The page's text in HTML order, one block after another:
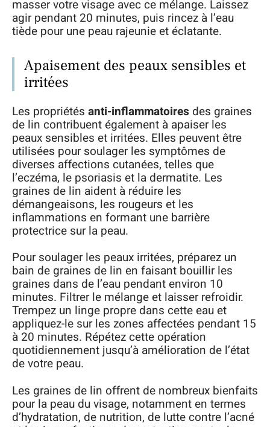
masser votre visage avec ce mélange. Laissez
agir pendant 20 minutes, puis rincez à l’eau
tiède pour une peau rajeunie et éclatante.
Apaisement des peaux sensibles et
irritées
Les propriétés anti-inflammatoires des graines
de lin contribuent également à apaiser les
peaux sensibles et irritées. Elles peuvent être
utilisées pour soulager les symptômes de
diverses affections cutanées, telles que
l’eczéma, le psoriasis et la dermatite. Les
graines de lin aident à réduire les
démangeaisons, les rougeurs et les
inflammations en formant une barrière
protectrice sur la peau.
Pour soulager les peaux irritées, préparez un
bain de graines de lin en faisant bouillir les
graines dans de l’eau pendant environ 10
minutes. Filtrer le mélange et laisser refroidir.
Trempez un linge propre dans cette eau et
appliquez-le sur les zones affectées pendant 15
à 20 minutes. Répétez cette opération
quotidiennement jusqu’à amélioration de l’état
de votre peau.
Les graines de lin offrent de nombreux bienfaits
pour la peau du visage, notamment en termes
d’hydratation, de nutrition, de lutte contre l’acné